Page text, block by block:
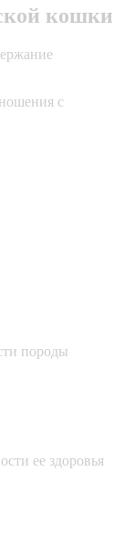
кошки
с
породы
ее здоровья